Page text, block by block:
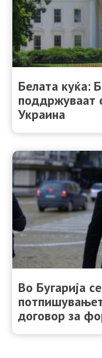
Белата куќа:
поддржуваат
Украина
Во Бугарија
договор за